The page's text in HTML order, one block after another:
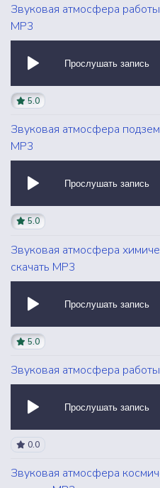
Звуковая атмосфера
MP3
Прослушать запись
5.0
Звуковая атмосфера
MP3
Прослушать запись
5.0
Звуковая атмосфера
скачать MP3
Прослушать запись
5.0
Звуковая атмосфера
Прослушать запись
0.0
Звуковая атмосфера